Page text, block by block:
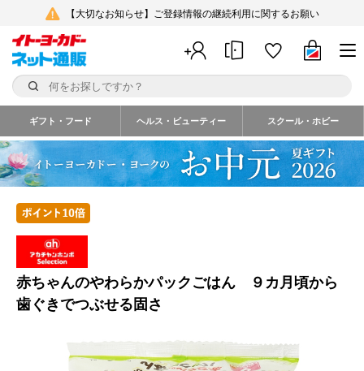
【大切なお知らせ】ご登録情報の継続利用に関するお願い
ギフト・フード ヘルス・ビューティー スクール・ホビー
赤ちゃんのやわらかパックごはん ９カ月頃から
歯ぐきでつぶせる固さ